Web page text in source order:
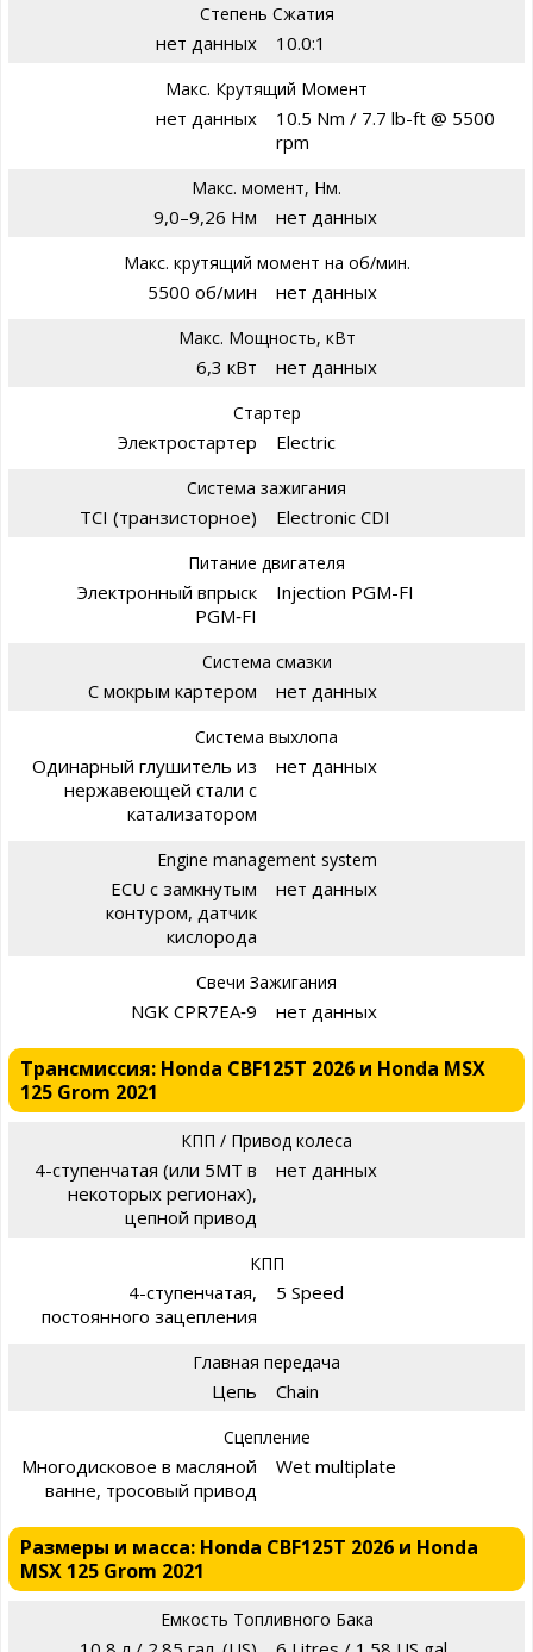
Степень Сжатия
нет данных 10.0:1
Макс. Крутящий Момент
нет данных
10.5 Nm / 7.7 lb-ft @ 5500
rpm
Макс. момент, Нм.
9,0–9,26 Нм нет данных
Макс. крутящий момент на об/мин.
5500 об/мин нет данных
Макс. Мощность, кВт
6,3 кВт нет данных
Стартер
Электростартер Electric
Система зажигания
TCI (транзисторное) Electronic CDI
Питание двигателя
Электронный впрыск
PGM‑FI
Injection PGM-FI
Система смазки
С мокрым картером нет данных
Система выхлопа
Одинарный глушитель из
нержавеющей стали с
катализатором
нет данных
Engine management system
ECU с замкнутым
контуром, датчик
кислорода
нет данных
Свечи Зажигания
NGK CPR7EA‑9 нет данных
Трансмиссия: Honda CBF125T 2026 и Honda MSX
125 Grom 2021
КПП / Привод колеса
4-ступенчатая (или 5MT в
некоторых регионах),
цепной привод
нет данных
КПП
4-ступенчатая,
постоянного зацепления
5 Speed
Главная передача
Цепь Chain
Сцепление
Многодисковое в масляной
ванне, тросовый привод
Wet multiplate
Размеры и масса: Honda CBF125T 2026 и Honda
MSX 125 Grom 2021
Емкость Топливного Бака